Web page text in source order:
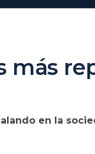
más
en la